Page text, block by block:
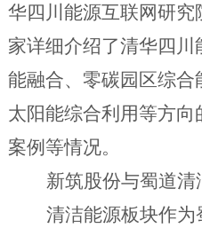
华四川能源互联网研究
家详细介绍了清华四川
能融合、零碳园区综
太阳能综合利用等方向
案例 等情况。
新筑股份与蜀道清
清洁能源板块作为